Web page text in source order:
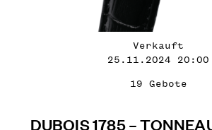
Verkauft
25.11.2024 20:00
19 Gebote
DUBOIS 1785 –